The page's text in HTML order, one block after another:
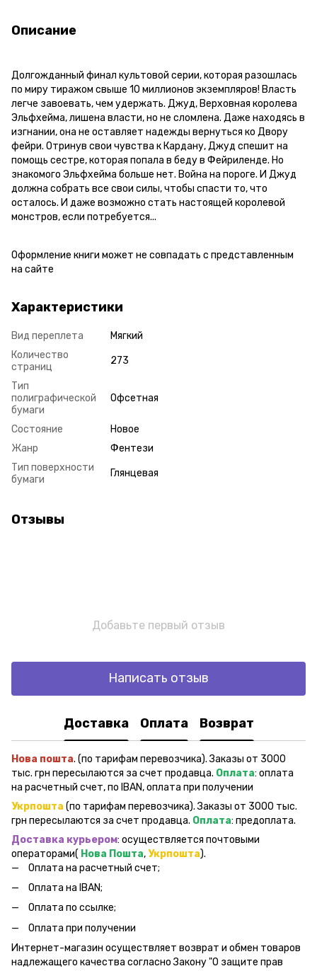
Описание
Долгожданный финал культовой серии, которая разошлась
по миру тиражом свыше 10 миллионов экземпляров! Власть
легче завоевать, чем удержать. Джуд, Верховная королева
Эльфхейма, лишена власти, но не сломлена. Даже находясь в
изгнании, она не оставляет надежды вернуться ко Двору
фейри. Отринув свои чувства к Кардану, Джуд спешит на
помощь сестре, которая попала в беду в Фейриленде. Но
знакомого Эльфхейма больше нет. Война на пороге. И Джуд
должна собрать все свои силы, чтобы спасти то, что
осталось. И даже возможно стать настоящей королевой
монстров, если потребуется...
Оформление книги может не совпадать с представленным
на сайте
Характеристики
Вид переплета
Мягкий
Количество
страниц
273
Тип
полиграфической
бумаги
Офсетная
Состояние
Новое
Жанр
Фентези
Тип поверхности
бумаги
Глянцевая
Отзывы
Добавьте первый отзыв
Написать отзыв
Доставка Оплата Возврат
Нова пошта. (по тарифам перевозчика). Заказы от 3000
тыс. грн пересылаются за счет продавца. Оплата: оплата
на расчетный счет, по IBAN, оплата при получении
Укрпошта (по тарифам перевозчика). Заказы от 3000 тыс.
грн пересылаются за счет продавца. Оплата: предоплата.
Доставка курьером: осуществляется почтовыми
операторами( Нова Пошта,Укрпошта).
Оплата на расчетный счет;
Оплата на IBAN;
Оплата по ссылке;
Оплата при получении
Интернет-магазин осуществляет возврат и обмен товаров
надлежащего качества согласно Закону "О защите прав